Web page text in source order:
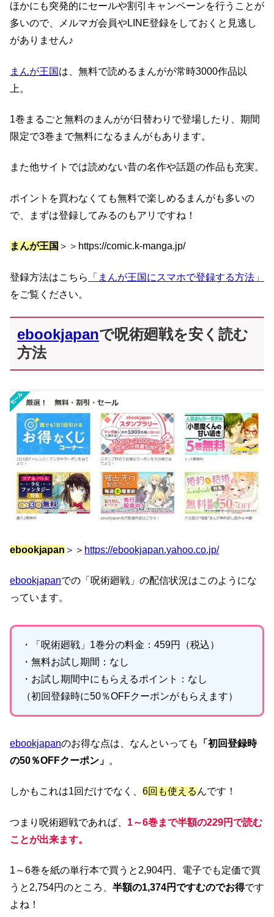
ほかにも突発的にセールや割引キャンペーンを行うことが
多いので、メルマガ会員やLINE登録をしておくと見逃し
がありません♪
まんが王国は、無料で読めるまんがが常時3000作品以
上。
1巻まるごと無料のまんがが日替わりで登場したり、期間
限定で3巻まで無料になるまんがもあります。
また他サイトでは読めない昔の名作や話題の作品も充実。
ポイントを買わなくても無料で楽しめるまんがも多いの
で、まずは登録してみるのもアリですね！
まんが王国 ＞＞https://comic.k-manga.jp/
登録方法はこちら
「まんが王国にスマホで登録する方法」
をご覧ください。
ebookjapanで呪術廻戦を安く読む
方法
ebookjapan ＞＞ https://ebookjapan.yahoo.co.jp/
ebookjapanでの「呪術廻戦」の配信状況はこのようにな
っています。
・「呪術廻戦」1巻分の料金：459円（税込）
・無料お試し期間：なし
・お試し期間中にもらえるポイント：なし
（初回登録時に50％OFFクーポンがもらえます）
ebookjapanのお得な点は、なんといっても
「初回登録時
の50％OFFクーポン」 。
しかもこれは1回だけでなく、 6回も使える んです！
つまり呪術廻戦であれば、 1～6巻まで半額の229円で読む
ことが出来ます。
1～6巻を紙の単行本で買うと2,904円、電子でも定価で買
うと2,754円のところ、 半額の1,374円ですむのでお得です
よね！